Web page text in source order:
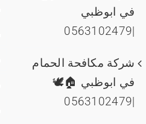
في ابوظبي
|0563102479
شركة مكافحة الحمام
في ابوظبي 🏠🕊️
|0563102479